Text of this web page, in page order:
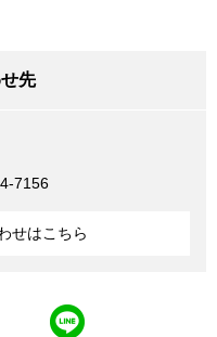
先
7156
せはこちら